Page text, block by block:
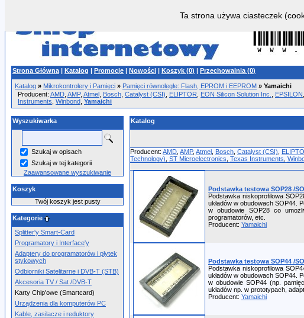
Strona Główna | Katalog | Promocje | Nowości | Koszyk (0) | Przechowalnia (0)
Katalog » Mikrokontrolery i Pamięci » Pamięci równoległe: Flash, EPROM i EEPROM » Yamaichi
Producent: AMD AMP, Atmel Bosch Catalyst (CSI) ELIPTOR EON Silicon Solution Inc. EPSILON
Instruments Winbond Yamaichi
Wyszukiwarka
Szukaj w opisach
Szukaj w tej kategorii
Zaawansowane wyszukiwanie
Koszyk
Twój koszyk jest pusty
Kategorie
Splitter'y Smart-Card
Programatory i Interface'y
Adaptery do programatorów i płytek
stykowych
Odbiorniki Satelitarne i DVB-T (STB)
Akcesoria TV / Sat /DVB-T
Karty Chip'owe (Smartcard)
Urządzenia dla komputerów PC
Kable, zasilacze i reduktory
Katalog
Producent: AMD AMP, Atmel Bosch Catalyst (CSI)
Technology) ST Microelectronics Texas Instruments
Podstawka testowa SOP28 /
Podstawka niskoprofilowa
układów w obudowach SOP44.
w obudowie SOP28 co
programatorów, etc.
Producent: Yamaichi
Podstawka testowa SOP44 /
Podstawka niskoprofilowa
układów w obudowach SOP44.
w obudowie SOP44 (np.
układów np. w prototypach,
Producent: Yamaichi
Ta strona używa ciasteczek